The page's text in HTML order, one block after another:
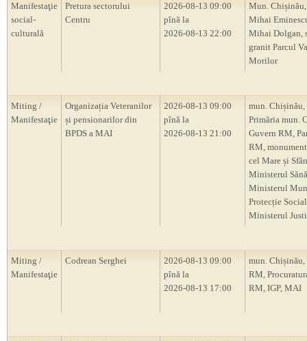
Manifestaţie
social-
culturală
Pretura sectorului
Centru
2026-08-13 09:00
pînă la
2026-08-13 22:00
Mun.
Mihai
Mihai Dolgan,
granit Parcul
Morilor
Miting /
Manifestaţie
Organizația Veteranilor
și pensionarilor din
BPDS a MAI
2026-08-13 09:00
pînă la
2026-08-13 21:00
mun.
Primăria mun.
Guvern RM,
RM,
cel Mare și
Ministerul
Ministerul
Protecție
Ministerul
Miting /
Manifestaţie
Codrean Serghei
2026-08-13 09:00
pînă la
2026-08-13 17:00
mun. Chișinău,
RM,
RM, IGP, MAI